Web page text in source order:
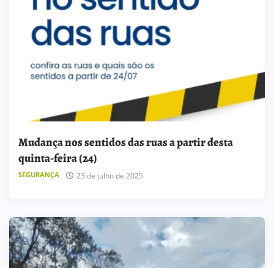
Mudança nos sentidos das ruas a partir desta
quinta-feira (24)
SEGURANÇA 23 de julho de 2025